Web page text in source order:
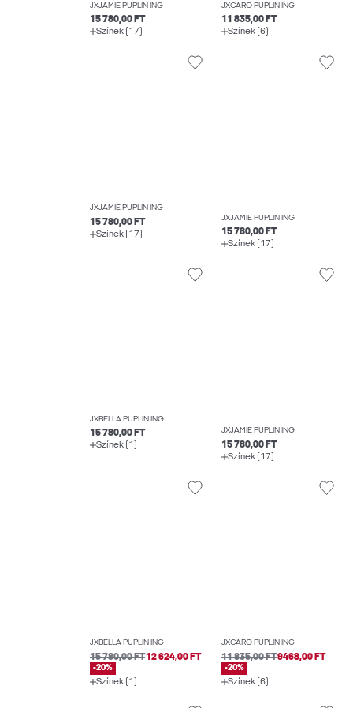
JXJAMIE PUPLIN ING
15 780,00 FT
Színek (17)
JXCARO PUPLIN ING
11 835,00 FT
Színek (6)
JXJAMIE PUPLIN ING
15 780,00 FT
Színek (17)
JXJAMIE PUPLIN ING
15 780,00 FT
Színek (17)
JXBELLA PUPLIN ING
15 780,00 FT
Színek (1)
JXJAMIE PUPLIN ING
15 780,00 FT
Színek (17)
JXBELLA PUPLIN ING
15 780,00 FT12 624,00 FT
-20%
Színek (1)
JXCARO PUPLIN ING
11 835,00 FT9468,00 FT
-20%
Színek (6)